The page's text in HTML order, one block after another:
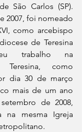
São Carlos (SP).
2007, foi nomeado
como arcebispo
de Teresina
trabalho na
Teresina, como
dia 30 de março
mais de um ano
de 2008,
na mesma Igreja